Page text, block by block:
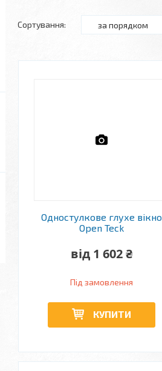
Одностулкове глухе вікно
Open Teck
від 1 602 ₴
Під замовлення
КУПИТИ